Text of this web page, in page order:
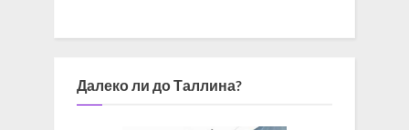
Далеко ли до Таллина?